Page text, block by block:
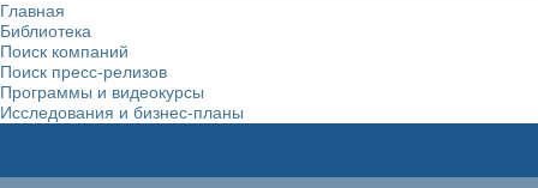
Главная
Библиотека
Поиск компаний
Поиск пресс-релизов
Программы и видеокурсы
Исследования и бизнес-планы